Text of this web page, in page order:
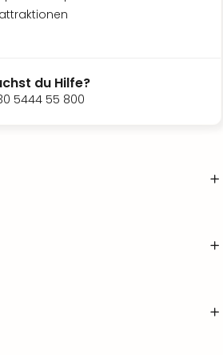
du Hilfe?
5444 55 800